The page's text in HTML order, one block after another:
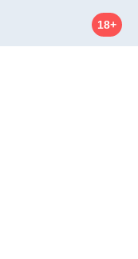
18+